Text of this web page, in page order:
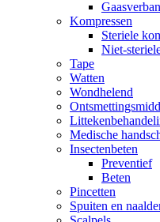
Kompressen
Steriele
Niet-
Tape
Watten
Wondhelend
Medische
Insectenbeten
Preventief
Beten
Pincetten
Spuiten en